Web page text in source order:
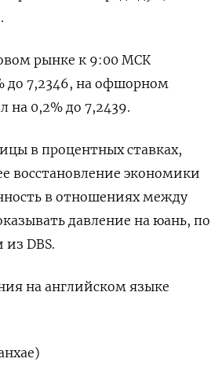
рынке к 9:00 МСК
до​ 7,2346​, на офшорном
на 0,2% до 7,2439.
в процентных ставках,
восстановление экономики
в отношениях между
давление на юань, по
DBS.
на английском языке